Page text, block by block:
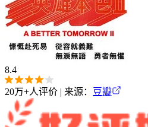
8.4
20万+人评价 | 来源： 豆瓣